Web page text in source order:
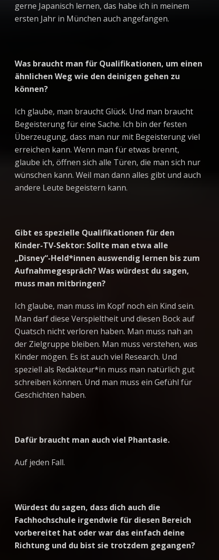
gerne Japanisch lernen, das habe ich in meinem
ersten Jahr in München auch angefangen.
Was braucht man für Qualifikationen, um einen
ähnlichen Weg wie den deinigen gehen zu
können?
Ich glaube, man braucht Glück. Und man braucht
Begeisterung für eine Sache. Ich bin der festen
Überzeugung, dass man nur mit Begeisterung viel
erreichen kann. Wenn man für etwas brennt,
glaube ich, öffnen sich alle Türen, die man sich nur
wünschen kann. Weil man dann alles gibt und auch
andere Leute begeistern kann.
Gibt es spezielle Qualifikationen für den
Kinder-TV-Sektor: Sollte man etwa alle
„Disney“-Held*innen auswendig lernen bis zum
Aufnahmegespräch? Was würdest du sagen,
muss man mitbringen?
Ich glaube, man muss im Kopf noch ein Kind sein.
Man darf diese Verspieltheit und diesen Bock auf
Quatsch nicht verloren haben. Man muss nah an
der Zielgruppe bleiben. Man muss verstehen, was
Kinder mögen. Es ist auch viel Research. Und
speziell als Redakteur*in muss man natürlich gut
schreiben können. Und man muss ein Gefühl für
Geschichten haben.
Dafür braucht man auch viel Phantasie.
Auf jeden Fall.
Würdest du sagen, dass dich auch die
Fachhochschule irgendwie für diesen Bereich
vorbereitet hat oder war das einfach deine
Richtung und du bist sie trotzdem gegangen?